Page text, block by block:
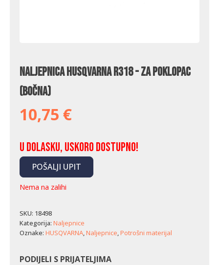
Naljepnica Husqvarna R318 - za poklopac
(bočna)
10,75 €
U dolasku, uskoro dostupno!
POŠALJI UPIT
Nema na zalihi
SKU: 18498
Kategorija: Naljepnice
Oznake: HUSQVARNA,Naljepnice,Potrošni materijal
PODIJELI S PRIJATELJIMA